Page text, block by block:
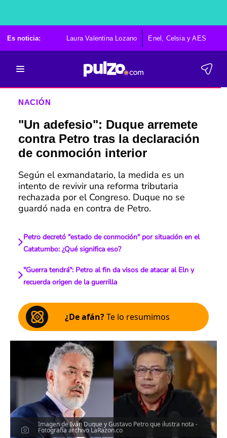
Es noticia: Laura Valentina Lozano Enel, Celsia y AES
NACIÓN
"Un adefesio": Duque arremete
contra Petro tras la declaración
de conmoción interior
Según el exmandatario, la medida es un
intento de revivir una reforma tributaria
rechazada por el Congreso. Duque no se
guardó nada en contra de Petro.
Petro decretó "estado de conmoción" por situación en el
Catatumbo: ¿Qué significa eso?
"Guerra tendrá": Petro al fin da visos de atacar al Eln y
recuerda origen de la guerrilla
¿De afán?Te lo resumimos
Imagen de Iván Duque y Gustavo Petro que ilustra nota -
Fotografía archivo LaRazon.co